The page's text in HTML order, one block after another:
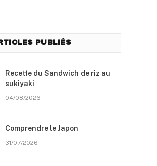
PUBLIÉS
Recette du Sandwich de riz au
sukiyaki
04/08/2026
Comprendre le Japon
31/07/2026